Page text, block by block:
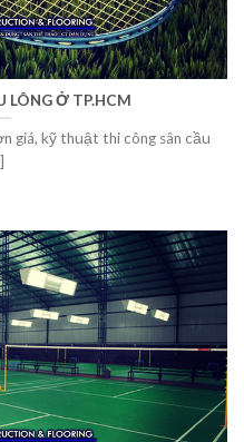
LÔNG Ở TP.HCM
giá, kỹ thuật thi công sân cầu